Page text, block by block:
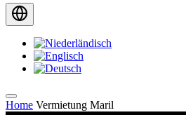
Home Vermietung Maril